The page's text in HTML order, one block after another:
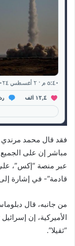
فقد قال محمد مرندي
مباشر إن على
عبر منصة “إكس”،
قادمة”- في إشارة
من جانبه، قال
الأميركية، إن
“ثقيلا”.